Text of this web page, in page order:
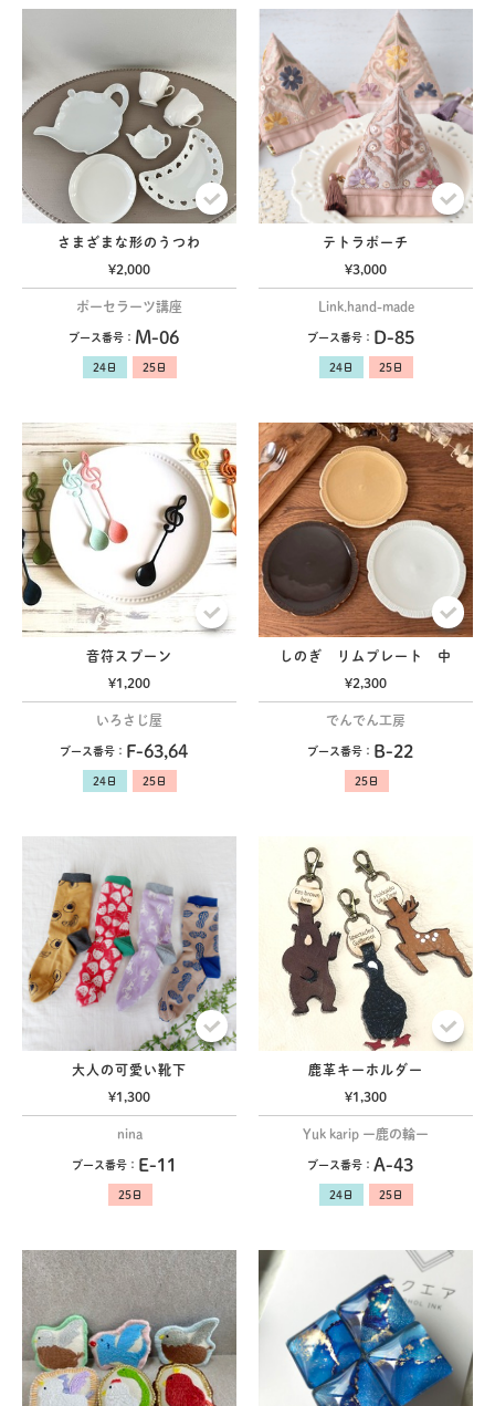
さまざまな形のうつわ
¥2,000
ポーセラーツ講座
ブース番号： M-06
テトラポーチ
¥3,000
Link.hand-made
ブース番号： D-85
音符スプーン
¥1,200
いろさじ屋
ブース番号： F-63,64
しのぎ リムプレート 中
¥2,300
でんでん工房
ブース番号： B-22
大人の可愛い靴下
¥1,300
nina
ブース番号： E-11
鹿革キーホルダー
¥1,300
Yuk karip ー鹿の輪ー
ブース番号： A-43